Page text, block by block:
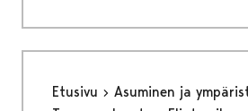
Etusivu
Asuminen ja